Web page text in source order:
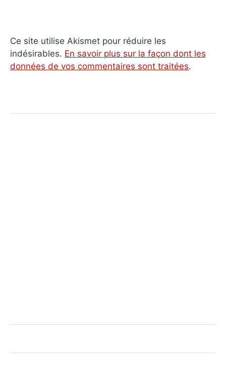
Ce site utilise Akismet pour réduire les
indésirables. En savoir plus sur la façon dont les
données de vos commentaires sont traitées.